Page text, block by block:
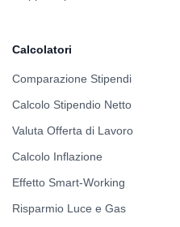
Calcolatori
Comparazione Stipendi
Calcolo Stipendio Netto
Valuta Offerta di Lavoro
Calcolo Inflazione
Effetto Smart-Working
Risparmio Luce e Gas